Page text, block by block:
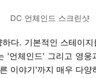
DC 언체인드 스크린샷
다. 기본적인 스테이
'언체인드' 그리고 영
이야기'까지 매우 다양